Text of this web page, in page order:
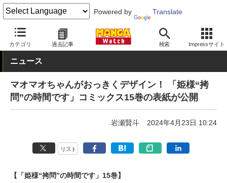
Powered by Translate
カテゴリ 過去記事 検索 Impressサイト
MANGA Watch 少年 姫様拷問の時間です
ニュース
マオマオちゃんがおっきくデザイン！ 「姫様“拷
問”の時間です」コミックス15巻の表紙が公開
岩瀬賢斗 2024年4月23日 10:24
リスト
【「姫様“拷問”の時間です」15巻】